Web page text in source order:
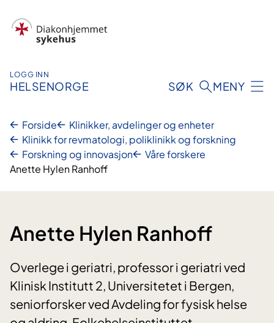
innhold
LOGG INN
HELSENORGE SØK MENY
Forside
Klinikker, avdelinger og enheter
Klinikk for revmatologi, poliklinikk og forskning
Forskning og innovasjon
Våre forskere
Anette Hylen Ranhoff
Anette Hylen Ranhoff
Overlege i geriatri, professor i geriatri ved
Klinisk Institutt 2, Universitetet i Bergen,
seniorforsker ved Avdeling for fysisk helse